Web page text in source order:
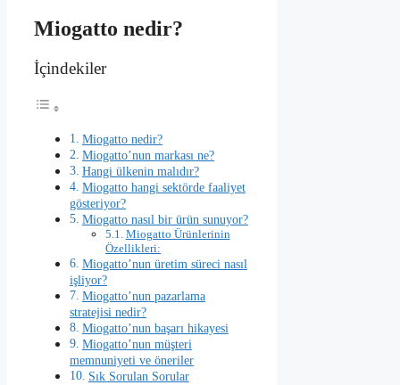
Miogatto nedir?
İçindekiler
Miogatto nedir?
Miogatto’nun markası ne?
Hangi ülkenin malıdır?
Miogatto hangi sektörde faaliyet
gösteriyor?
Miogatto nasıl bir ürün sunuyor?
Miogatto Ürünlerinin
Özellikleri:
Miogatto’nun üretim süreci nasıl
işliyor?
Miogatto’nun pazarlama
stratejisi nedir?
Miogatto’nun başarı hikayesi
Miogatto’nun müşteri
memnuniyeti ve öneriler
Sık Sorulan Sorular